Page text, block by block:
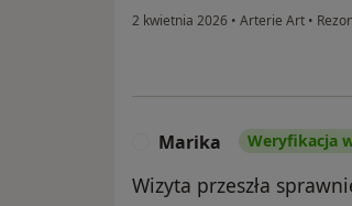
2 kwietnia 2026 • Arterie Art •
Marika Weryfikacja
Wizyta przeszła